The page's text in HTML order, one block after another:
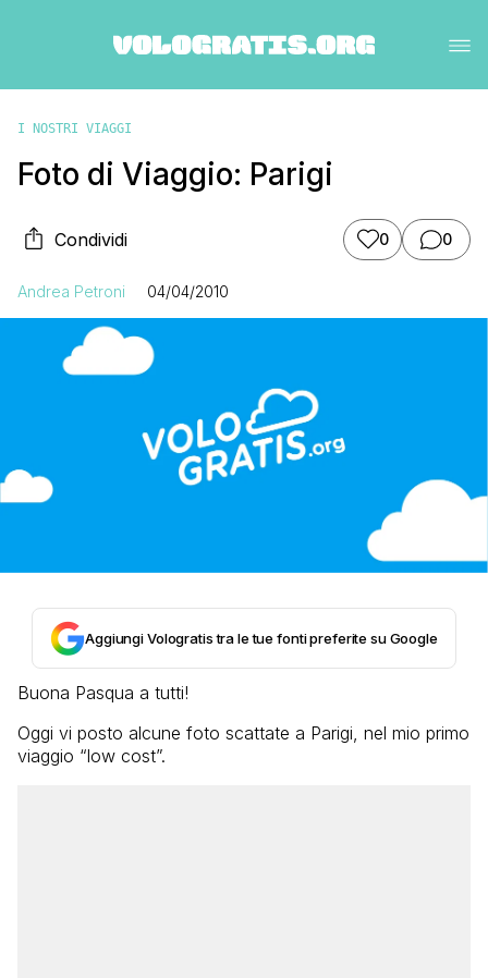
I NOSTRI VIAGGI
Foto di Viaggio: Parigi
Condividi 0 0
Andrea Petroni 04/04/2010
Aggiungi Vologratis tra le tue fonti preferite su Google
Buona Pasqua a tutti!
Oggi vi posto alcune foto scattate a Parigi, nel mio primo
viaggio “low cost”.